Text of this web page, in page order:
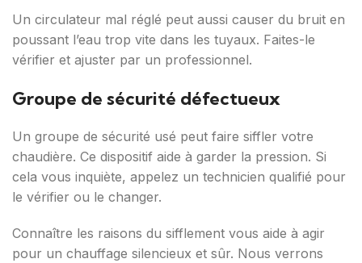
Un circulateur mal réglé peut aussi causer du bruit en
poussant l’eau trop vite dans les tuyaux. Faites-le
vérifier et ajuster par un professionnel.
Groupe de sécurité défectueux
Un groupe de sécurité usé peut faire siffler votre
chaudière. Ce dispositif aide à garder la pression. Si
cela vous inquiète, appelez un technicien qualifié pour
le vérifier ou le changer.
Connaître les raisons du sifflement vous aide à agir
pour un chauffage silencieux et sûr. Nous verrons